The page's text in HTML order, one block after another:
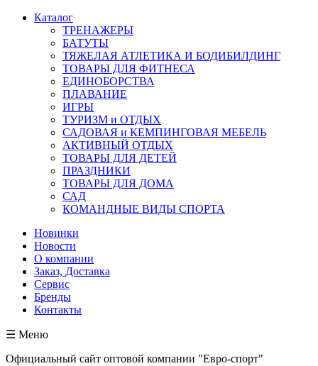
Каталог
ТРЕНАЖЕРЫ
БАТУТЫ
ТЯЖЕЛАЯ АТЛЕТИКА И БОДИБИЛДИНГ
ТОВАРЫ ДЛЯ ФИТНЕСА
ЕДИНОБОРСТВА
ПЛАВАНИЕ
ИГРЫ
ТУРИЗМ и ОТДЫХ
САДОВАЯ и КЕМПИНГОВАЯ МЕБЕЛЬ
АКТИВНЫЙ ОТДЫХ
ТОВАРЫ ДЛЯ ДЕТЕЙ
ПРАЗДНИКИ
ТОВАРЫ ДЛЯ ДОМА
САД
КОМАНДНЫЕ ВИДЫ СПОРТА
Новинки
Новости
О компании
Заказ, Доставка
Сервис
Бренды
Контакты
☰ Меню
Официальный сайт оптовой компании "Евро-спорт"